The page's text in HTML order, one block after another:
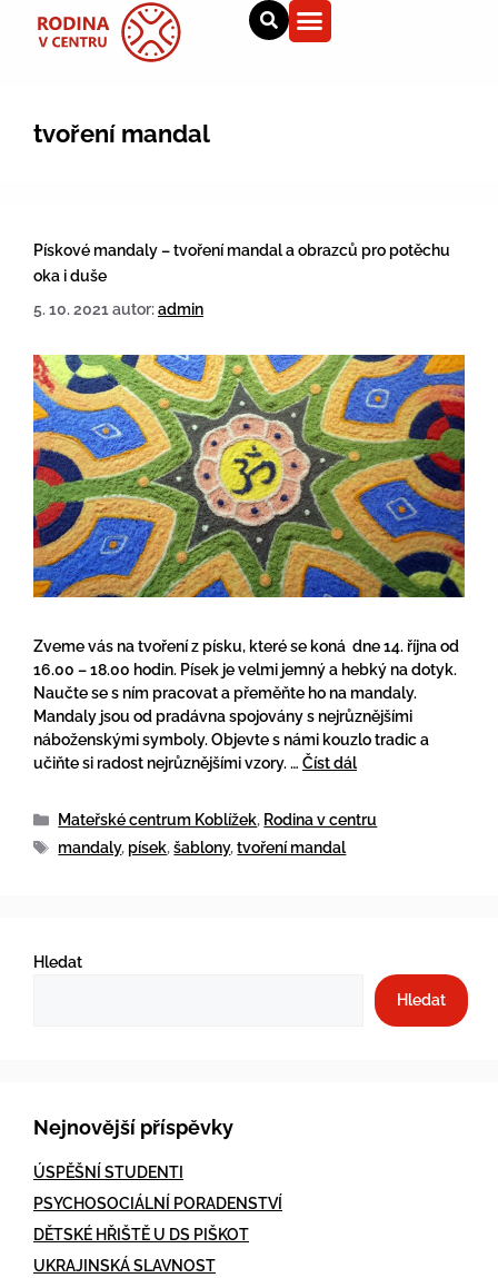
tvoření mandal
Pískové mandaly – tvoření mandal a obrazců pro potěchu
oka i duše
5. 10. 2021 autor:admin
Zveme vás na tvoření z písku, které se koná dne 14. října od
16.00 – 18.00 hodin. Písek je velmi jemný a hebký na dotyk.
Naučte se s ním pracovat a přeměňte ho na mandaly.
Mandaly jsou od pradávna spojovány s nejrůznějšími
náboženskými symboly. Objevte s námi kouzlo tradic a
učiňte si radost nejrůznějšími vzory. … Číst dál
Mateřské centrum Koblížek, Rodina v centru
mandaly, písek,šablony,tvoření mandal
Hledat
Hledat
Nejnovější příspěvky
ÚSPĚŠNÍ STUDENTI
PSYCHOSOCIÁLNÍ PORADENSTVÍ
DĚTSKÉ HŘIŠTĚ U DS PIŠKOT
UKRAJINSKÁ SLAVNOST